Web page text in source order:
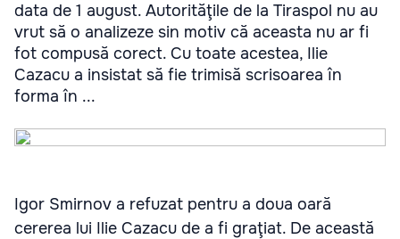
data de 1 august. Autorităţile de la Tiraspol nu au
vrut să o analizeze sin motiv că aceasta nu ar fi
fot compusă corect. Cu toate acestea, Ilie
Cazacu a insistat să fie trimisă scrisoarea în
forma în ...
Igor Smirnov a refuzat pentru a doua oară
cererea lui Ilie Cazacu de a fi graţiat. De această